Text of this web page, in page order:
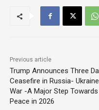
Previous article
Trump Announces Three
Ceasefire in Russia- Ukraine
War -A Major Step Towards
Peace in 2026